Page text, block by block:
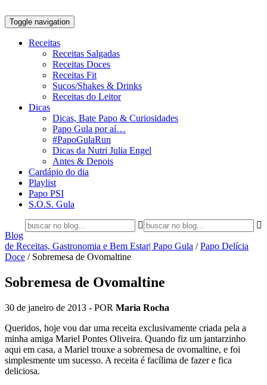
Toggle navigation
Receitas
Receitas Salgadas
Receitas Doces
Receitas Fit
Sucos/Shakes & Drinks
Receitas do Leitor
Dicas
Dicas, Bate Papo & Curiosidades
Papo Gula por aí…
#PapoGulaRun
Dicas da Nutri Julia Engel
Antes & Depois
Cardápio do dia
Playlist
Papo PSI
S.O.S. Gula
Blog
de Receitas, Gastronomia e Bem Estar| Papo Gula /Papo Delícia
Doce / Sobremesa de Ovomaltine
Sobremesa de Ovomaltine
30 de janeiro de 2013 - POR Maria Rocha
Queridos, hoje vou dar uma receita exclusivamente criada pela a
minha amiga Mariel Pontes Oliveira. Quando fiz um jantarzinho
aqui em casa, a Mariel trouxe a sobremesa de ovomaltine, e foi
simplesmente um sucesso. A receita é facílima de fazer e fica
deliciosa.